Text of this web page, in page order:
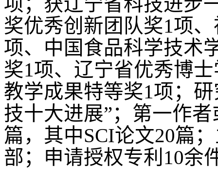
奖优秀创新团队奖1项
项、中国食品科学技术
奖1项、辽宁省优秀博
教学成果特等奖1项；
技十大进展”；第一作
篇，其中SCI论文20篇
部；申请授权专利10余